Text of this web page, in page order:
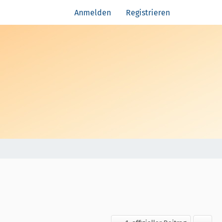
Anmelden Registrieren